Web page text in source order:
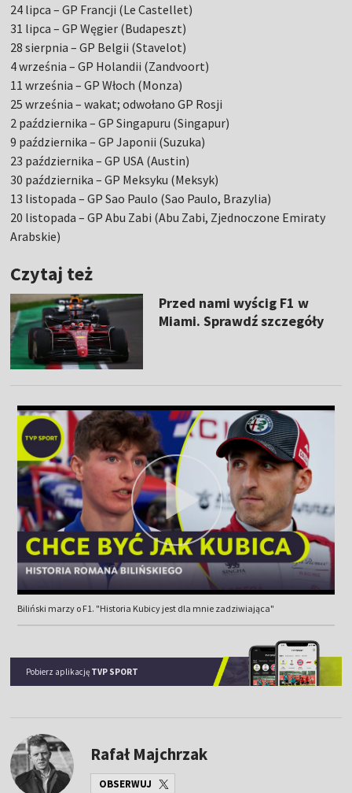
24 lipca – GP Francji (Le Castellet)
31 lipca – GP Węgier (Budapeszt)
28 sierpnia – GP Belgii (Stavelot)
4 września – GP Holandii (Zandvoort)
11 września – GP Włoch (Monza)
25 września – wakat; odwołano GP Rosji
2 października – GP Singapuru (Singapur)
9 października – GP Japonii (Suzuka)
23 października – GP USA (Austin)
30 października – GP Meksyku (Meksyk)
13 listopada – GP Sao Paulo (Sao Paulo, Brazylia)
20 listopada – GP Abu Zabi (Abu Zabi, Zjednoczone Emiraty
Arabskie)
Czytaj też
Przed nami wyścig F1 w
Miami. Sprawdź szczegóły
Biliński marzy o F1. "Historia Kubicy jest dla mnie zadziwiająca"
Pobierz aplikację TVP SPORT
Rafał Majchrzak
OBSERWUJ